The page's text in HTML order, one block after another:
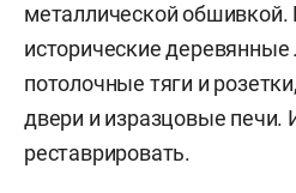
металлической обшивкой.
исторические
потолочные тяги и
двери и изразцовые печи.
реставрировать.